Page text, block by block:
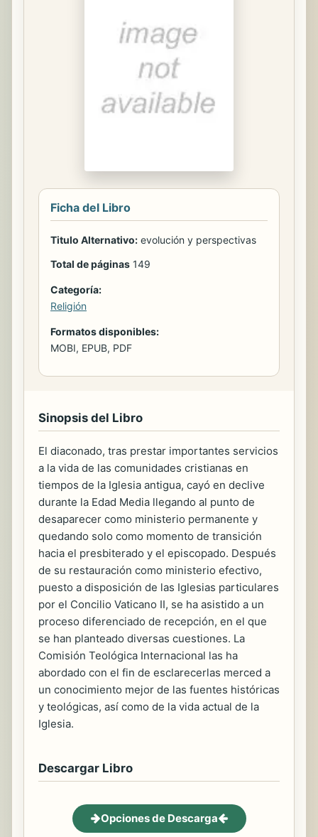
Ficha del Libro
Titulo Alternativo: evolución y perspectivas
Total de páginas 149
Categoría:
Religión
Formatos disponibles:
MOBI, EPUB, PDF
Sinopsis del Libro
El diaconado, tras prestar importantes servicios
a la vida de las comunidades cristianas en
tiempos de la Iglesia antigua, cayó en declive
durante la Edad Media llegando al punto de
desaparecer como ministerio permanente y
quedando solo como momento de transición
hacia el presbiterado y el episcopado. Después
de su restauración como ministerio efectivo,
puesto a disposición de las Iglesias particulares
por el Concilio Vaticano II, se ha asistido a un
proceso diferenciado de recepción, en el que
se han planteado diversas cuestiones. La
Comisión Teológica Internacional las ha
abordado con el fin de esclarecerlas merced a
un conocimiento mejor de las fuentes históricas
y teológicas, así como de la vida actual de la
Iglesia.
Descargar Libro
Opciones de Descarga